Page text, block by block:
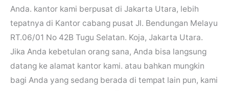
Anda. kantor kami berpusat di Jakarta Utara, lebih
tepatnya di Kantor cabang pusat Jl. Bendungan Melayu
RT.06/01 No 42B Tugu Selatan. Koja, Jakarta Utara.
Jika Anda kebetulan orang sana, Anda bisa langsung
datang ke alamat kantor kami. atau bahkan mungkin
bagi Anda yang sedang berada di tempat lain pun, kami